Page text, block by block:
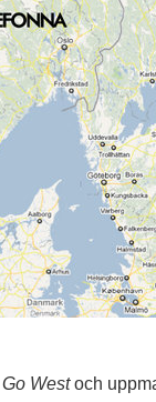
Go Westoch